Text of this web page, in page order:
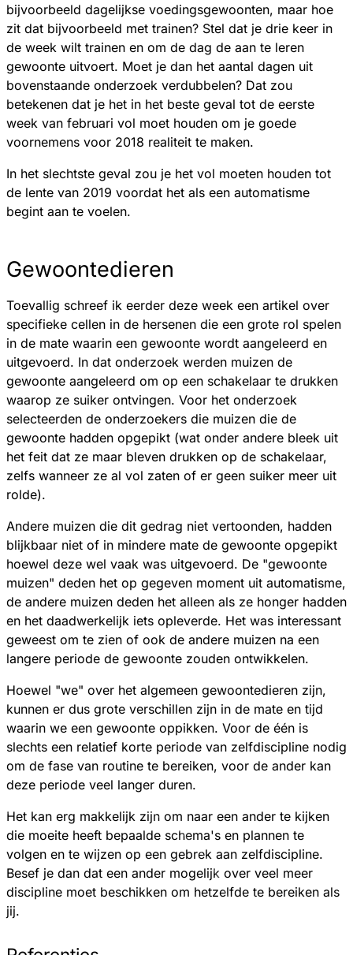
bijvoorbeeld dagelijkse voedingsgewoonten, maar hoe
zit dat bijvoorbeeld met trainen? Stel dat je drie keer in
de week wilt trainen en om de dag de aan te leren
gewoonte uitvoert. Moet je dan het aantal dagen uit
bovenstaande onderzoek verdubbelen? Dat zou
betekenen dat je het in het beste geval tot de eerste
week van februari vol moet houden om je goede
voornemens voor 2018 realiteit te maken.
In het slechtste geval zou je het vol moeten houden tot
de lente van 2019 voordat het als een automatisme
begint aan te voelen.
Gewoontedieren
Toevallig schreef ik eerder deze week een artikel over
specifieke cellen in de hersenen die een grote rol spelen
in de mate waarin een gewoonte wordt aangeleerd en
uitgevoerd. In dat onderzoek werden muizen de
gewoonte aangeleerd om op een schakelaar te drukken
waarop ze suiker ontvingen. Voor het onderzoek
selecteerden de onderzoekers die muizen die de
gewoonte hadden opgepikt (wat onder andere bleek uit
het feit dat ze maar bleven drukken op de schakelaar,
zelfs wanneer ze al vol zaten of er geen suiker meer uit
rolde).
Andere muizen die dit gedrag niet vertoonden, hadden
blijkbaar niet of in mindere mate de gewoonte opgepikt
hoewel deze wel vaak was uitgevoerd. De "gewoonte
muizen" deden het op gegeven moment uit automatisme,
de andere muizen deden het alleen als ze honger hadden
en het daadwerkelijk iets opleverde. Het was interessant
geweest om te zien of ook de andere muizen na een
langere periode de gewoonte zouden ontwikkelen.
Hoewel "we" over het algemeen gewoontedieren zijn,
kunnen er dus grote verschillen zijn in de mate en tijd
waarin we een gewoonte oppikken. Voor de één is
slechts een relatief korte periode van zelfdiscipline nodig
om de fase van routine te bereiken, voor de ander kan
deze periode veel langer duren.
Het kan erg makkelijk zijn om naar een ander te kijken
die moeite heeft bepaalde schema's en plannen te
volgen en te wijzen op een gebrek aan zelfdiscipline.
Besef je dan dat een ander mogelijk over veel meer
discipline moet beschikken om hetzelfde te bereiken als
jij.